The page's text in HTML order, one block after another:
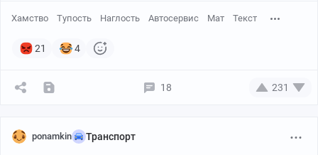
Он такой - чего? где? покажите.
пропала товара на 30 миллионов ( потом это стало 30
Он вызвал ментов, менты приехали: где
Менты пожали плечами и уехали.
Хамство Тупость Наглость Автосервис Мат Текст
21 4
18 231
ponamkin Транспорт